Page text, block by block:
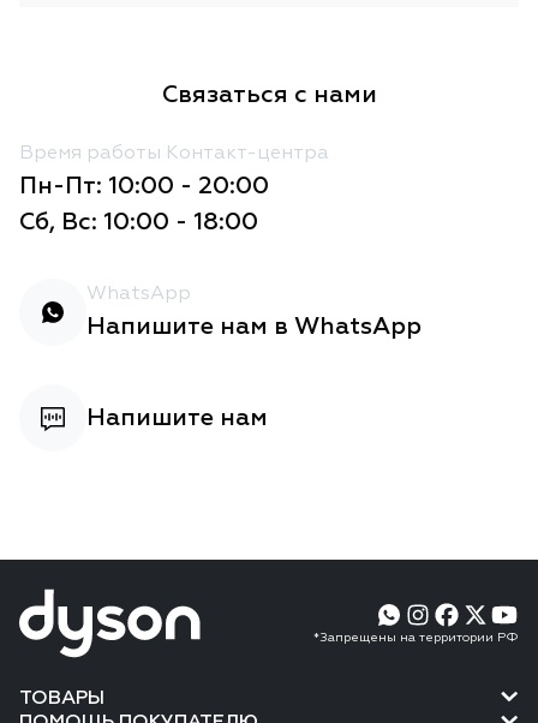
Связаться с нами
Время работы Контакт-центра
Пн-Пт: 10:00 - 20:00
Сб, Вс: 10:00 - 18:00
WhatsApp
Напишите нам в WhatsApp
Напишите нам
*Запрещены на территории РФ
ТОВАРЫ